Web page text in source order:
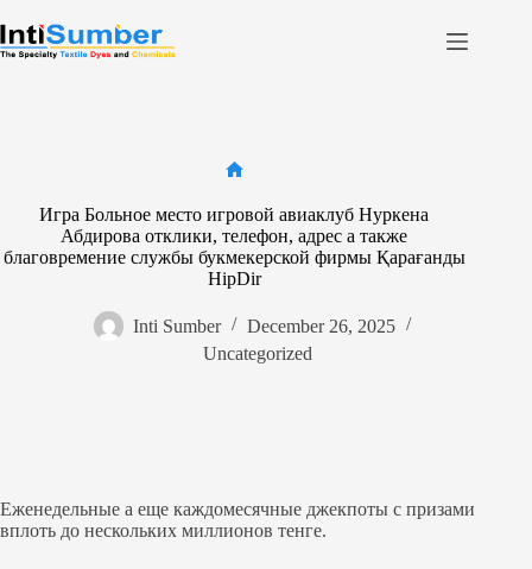
to
content
Facilities
Contact
Contact us
Игра Больное место игровой авиаклуб Нуркена
Абдирова отклики, телефон, адрес а также
благовремение службы букмекерской фирмы Қарағанды
HipDir
Inti Sumber
December 26, 2025
Uncategorized
Еженедельные а еще каждомесячные джекпоты с призами
вплоть до нескольких миллионов тенге.